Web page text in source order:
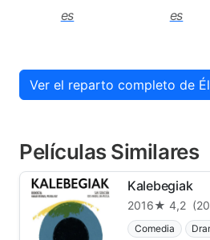
es
es
Ver el reparto completo de
Películas Similares
Kalebegiak
2016★ 4,2
Comedia